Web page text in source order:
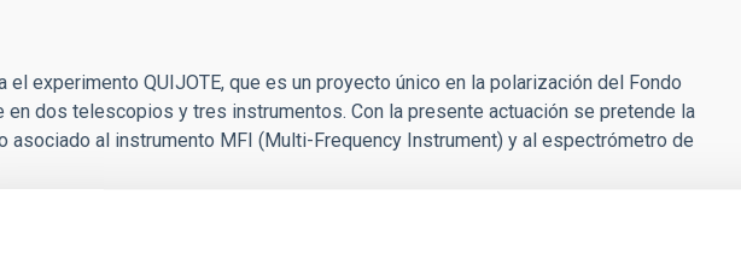
experimento QUIJOTE, que es un proyecto único en la polarización del Fondo
dos telescopios y tres instrumentos. Con la presente actuación se pretende la
asociado al instrumento MFI (Multi-Frequency Instrument) y al espectrómetro de